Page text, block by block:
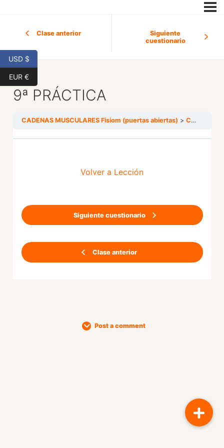
Clase anterior
Siguiente
cuestionario
9ª PRÁCTICA
CADENAS MUSCULARES Fisiom (puertas abiertas) CADENA DE ANTEPULSIÓN
Clase anterior
Volver a Lección
Siguiente cuestionario
Post a comment
USD $
EUR €